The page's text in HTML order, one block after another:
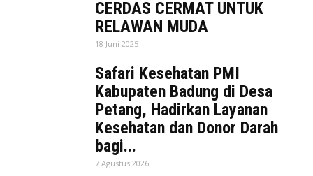
CERDAS CERMAT UNTUK
RELAWAN MUDA
18 Juni 2025
Safari Kesehatan PMI
Kabupaten Badung di Desa
Petang, Hadirkan Layanan
Kesehatan dan Donor Darah
bagi...
7 Agustus 2026